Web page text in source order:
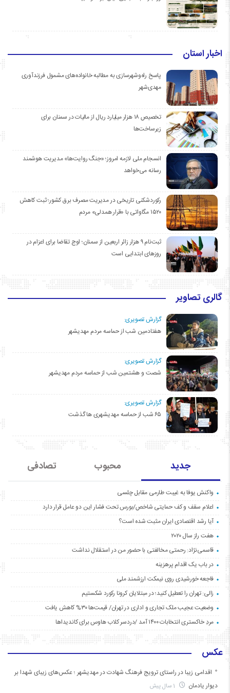
اخبار استان
پاسخ راه‌وشهرسازی به مطالبه خانواده‌های مشمول فرزندآوری
مهدی‌شهر
تخصیص ۱۸ هزار میلیارد ریال از مالیات در سمنان برای
زیرساخت‌ها
انسجام ملی لازمه امروز؛ «جنگ روایت‌ها» مدیریت هوشمند
رسانه می‌خواهد
رکوردشکنی تاریخی در مدیریت مصرف برق کشور؛ ثبت کاهش
۱۵۲۰ مگاواتی با «قرار همدلی» مردم
ثبت‌نام ۹ هزار زائر اربعین از سمنان؛ اوج تقاضا برای اعزام در
روزهای ابتدایی است
گالری تصاویر
گزارش تصویری:
هفتادمین شب از حماسه مردم مهدیشهر
گزارش تصویری:
شصت و هشتمین شب از حماسه مردم مهدیشهر
گزارش تصویری:
۶۵ شب از حماسه مهدیشهری ها گذشت
جدید محبوب تصادفی
واکنش یوفا به غیبت طارمی مقابل چلسی
اعلام سقف و کف حمایتی شاخص/بورس تحت فشار این دو عامل قرار دارد
آیا رشد اقتصادی ایران مثبت شده است؟
هفت راز سال ۲۰۲۰
قاسمی‌نژاد: رحمتی مخالفتی با حضور من در استقلال نداشت
در باب یک اقدام پرهزینه
فاجعه خورشیدی روی نیمکت ارزشمند ملی
زالی: تهران را تعطیل کنید؛ در مبتلایان کرونا رکورد شکستیم
وضعیت عجیب ملک تجاری و اداری در تهران/ قیمت‌ها ۳۰% کاهش یافت
مردِ خاکستری انتخابات ۱۴۰۰ آمد /دردسر کلاب هاوس برای کاندیداها
عکس
اقدامی زیبا در راستای ترویج فرهنگ شهادت در مهدیشهر ؛ عکس‌های زیبای شهدا بر
دیوار یادمان